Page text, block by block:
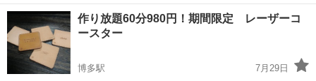
アンレザーのチョコ サイズ80×45mm 片側革厚約2〜3mm 革はあらか
じめ裁断してます。 [穴を開ける][縫う]の作業工程だけです。 場所は
博多駅よ...
福岡 福岡市 博多駅 ワークショップ オリジナル
作り放題60分980円！期間限定 レーザーコ
ースター
博多駅
7月29日